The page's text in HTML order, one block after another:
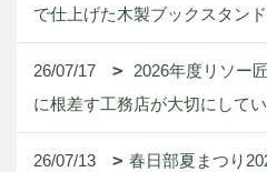
で仕上げた木製ブックスタンド
26/07/17
2026年度リソー
に根差す工務店が大切にして
26/07/13
春日部夏まつり